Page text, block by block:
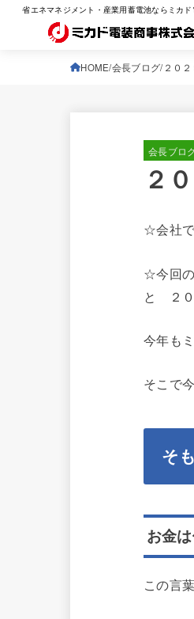
省エネマネジメント・産業用蓄電池ならミカ
HOME 会長ブログ ２０
会長ブロ
２
☆会社
☆今回
と ２０
今年も
そこで
そ
お金
この言